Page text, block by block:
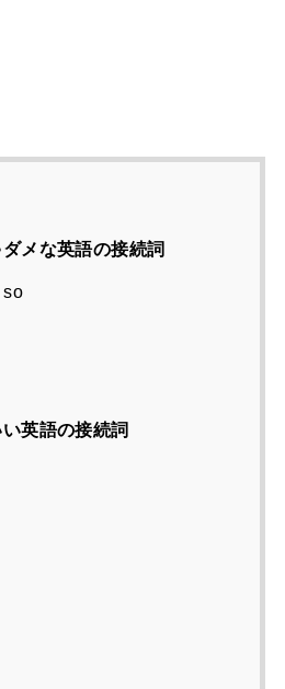
メな英語の接続詞
so
英語の接続詞